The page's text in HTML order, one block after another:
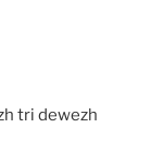
tri dewezh